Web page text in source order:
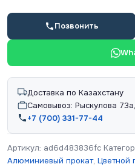
Позвонить
Доставка по Казахстану
Самовывоз: Рыскулова
+7 (700) 331-77-44
Артикул: ad6d483836fc
Алюминиевый прокат, Цветной